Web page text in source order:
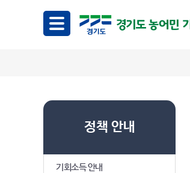
정책 안내
기회소득 안내